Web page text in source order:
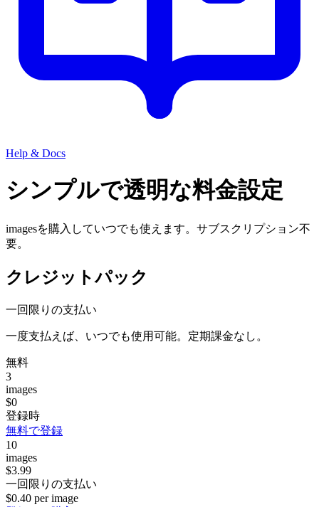
Help & Docs
シンプルで透明な料金設定
imagesを購入していつでも使えます。サブスクリプション不
要。
クレジットパック
一回限りの支払い
一度支払えば、いつでも使用可能。定期課金なし。
無料
3
images
$0
登録時
無料で登録
10
images
$3.99
一回限りの支払い
$0.40 per image